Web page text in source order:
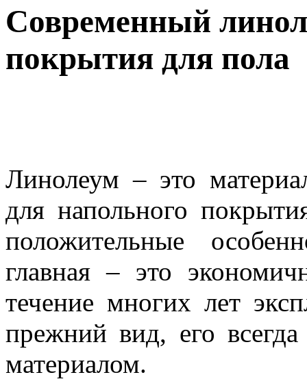
Современный
покрытия для пола
Линолеум – это
для напольного
положительные
главная – это
течение многих лет
прежний вид, его
материалом.